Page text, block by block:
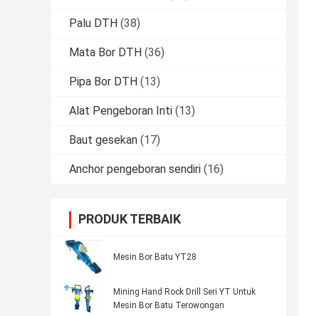
Palu DTH (38)
Mata Bor DTH (36)
Pipa Bor DTH (13)
Alat Pengeboran Inti (13)
Baut gesekan (17)
Anchor pengeboran sendiri (16)
PRODUK TERBAIK
Mesin Bor Batu YT28
Mining Hand Rock Drill Seri YT Untuk
Mesin Bor Batu Terowongan